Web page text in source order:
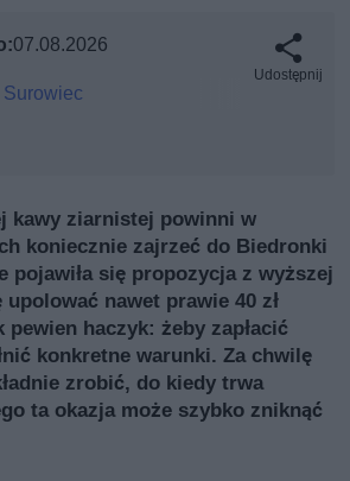
07.08.2026
Udostępnij
kawy ziarnistej powinni w
koniecznie zajrzeć do Biedronki
się propozycja z wyższej
upolować nawet prawie 40 zł
haczyk: żeby zapłacić
konkretne warunki. Za chwilę
zrobić, do kiedy trwa
ta okazja może szybko zniknąć